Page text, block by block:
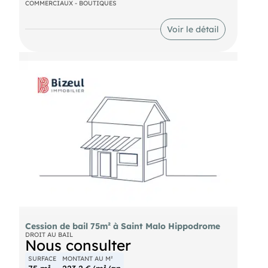
DPE En cours
COMMERCIAUX - BOUTIQUES
Voir le détail
Cession de bail 75m² à Saint Malo Hippodrome
DROIT AU BAIL
Nous consulter
SURFACE MONTANT AU M²